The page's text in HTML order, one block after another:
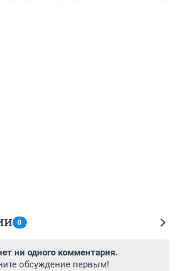
0
ни одного комментария.
обсуждение первым!